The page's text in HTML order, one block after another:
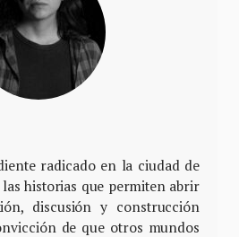
radicado en la ciudad de
historias que permiten abrir
discusión y construcción
de que otros mundos